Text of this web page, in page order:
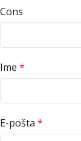
Cons
Ime *
E-pošta *